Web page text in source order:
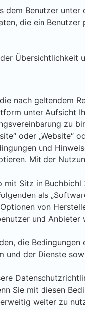
dem Benutzer
die ein
Übersichtlichkeit
nach geltendem
unter Aufsicht
zu
oder „Website“
und
Mit der
Sitz in Buchbichl
als
von
und Anbieter
die
der Dienste
Sie mit diesen
weiter zu